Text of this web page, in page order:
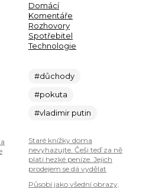
Domácí
Komentáře
Rozhovory
Spotřebitel
Technologie
#důchody
#pokuta
#vladimir putin
Staré knížky doma
nevyhazujte. Češi teď za ně
platí hezké peníze. Jejich
prodejem se dá vydělat
Působí jako všední obrazy,